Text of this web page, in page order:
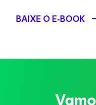
BAIXE O E-BOOK